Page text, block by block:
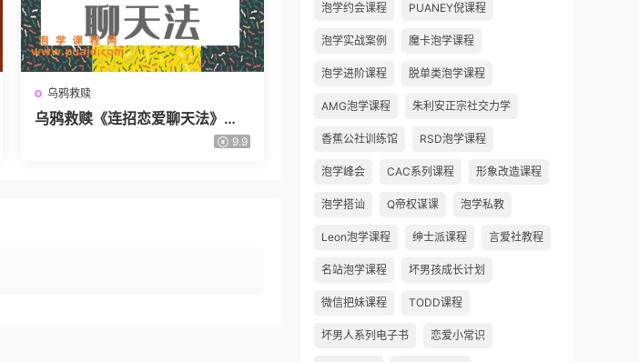
乌鸦救赎
乌鸦救赎《连招恋爱聊天法》新1.
9.9
泡学约会课程 PUANEY倪课程
泡学实战案例 魔卡泡学课程
泡学进阶课程 脱单类泡学课程
AMG泡学课程 朱利安正宗社交力学
香蕉公社训练馆 RSD泡学课程
泡学峰会 CAC系列课程 形象改造课程
泡学搭讪 Q帝权谋课 泡学私教
Leon泡学课程 绅士派课程 言爱社教程
名站泡学课程 坏男孩成长计划
微信把妹课程 TODD课程
坏男人系列电子书 恋爱小常识